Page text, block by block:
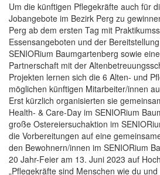
Um die künftigen Pflegekräfte auch für
Jobangebote im Bezirk Perg zu
Perg ab dem ersten Tag mit
Essensangeboten und der
SENIORium Baumgartenberg sowie
Partnerschaft mit der
Projekten lernen sich die 6 Alten- und
möglichen künftigen Mitarbeiter/innen
Erst kürzlich organisierten sie
Health- & Care-Day im SENIORium
große Ostereiersuchaktion im
die Vorbereitungen auf eine
den Bewohnern/innen im SENIORium
20 Jahr-Feier am 13. Juni 2023 auf
„Pflegekräfte sind Menschen wie du